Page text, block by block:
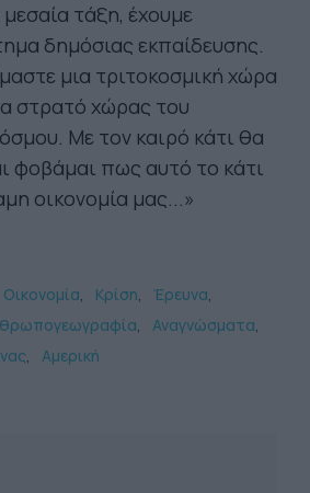
τάξη, έχουμε
δημόσιας εκπαίδευσης.
μια τριτοκοσμική χώρα
στρατό χώρας του
Με τον καιρό κάτι θα
φοβάμαι πως αυτό το κάτι
οικονομία μας...»
Οικονομία Κρίση
Έρευνα
Αναγνώσματα
Αμερική